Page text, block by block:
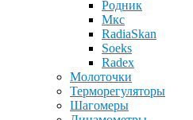
Родник
Мкс
RadiaSkan
Soeks
Radex
Молоточки
Терморегуляторы
Шагомеры